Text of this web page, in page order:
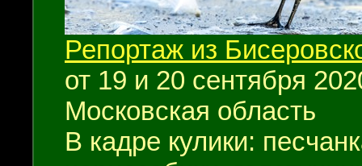
Репортаж из
от 19 и 20 сентября
Московская область
В кадре кулики: